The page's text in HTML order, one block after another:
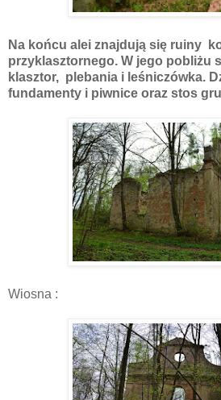
Na końcu alei znajdują się ruiny
przyklasztornego. W jego pobliżu
klasztor, plebania i leśniczówka.
fundamenty i piwnice oraz stos
Wiosna :